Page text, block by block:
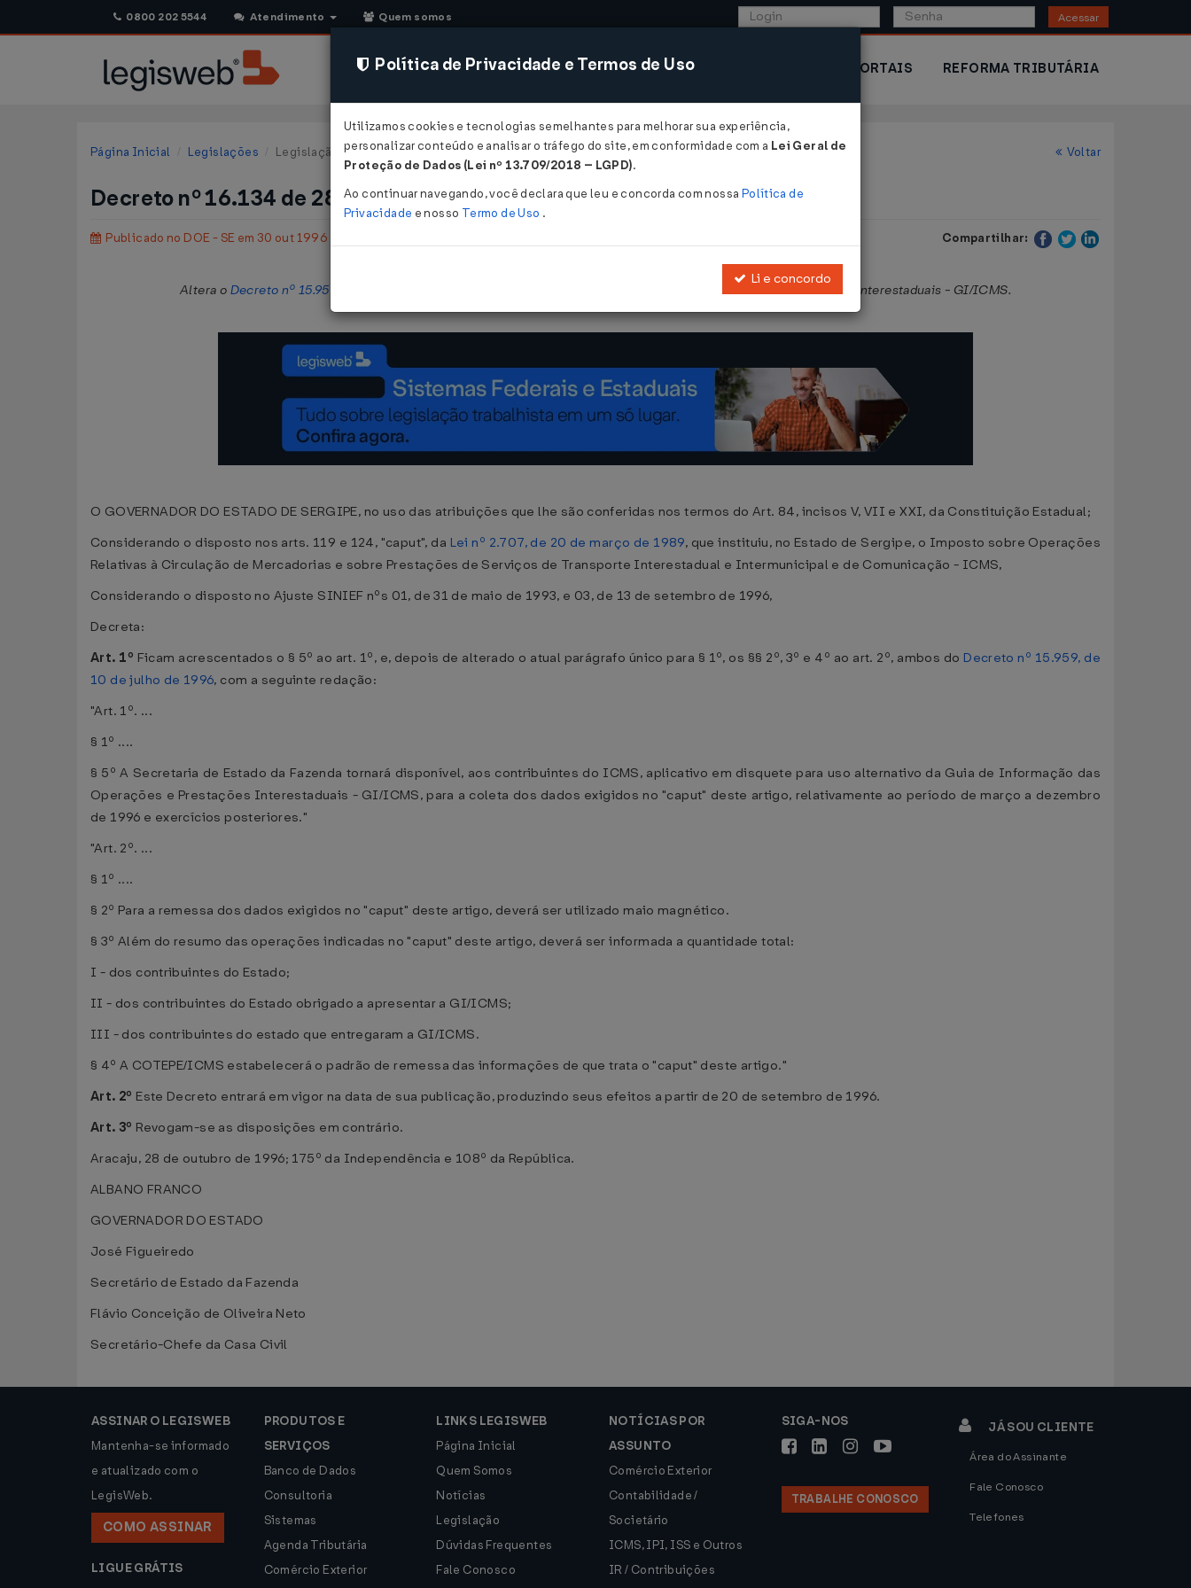
0800 202 5544 Atendimento Quem somos Acessar
CONSULTORIA SISTEMAS COMÉRCIO EXTERIOR PORTAIS REFORMA TRIBUTÁRIA
Página Inicial Legislações Legislação Estadual - Sergipe Voltar
Decreto nº 16.134 de 28/10/1996
Publicado no DOE - SE em 30 out 1996 Compartilhar:
Altera o Decreto nº 15.959, de 10 de julho de 1996 , que institui a Guia de Informação das Operações e Prestações Interestaduais - GI/ICMS.
O GOVERNADOR DO ESTADO DE SERGIPE, no uso das atribuições que lhe são conferidas nos termos do Art. 84, incisos V, VII e XXI, da Constituição Estadual;
Considerando o disposto nos arts. 119 e 124, "caput", da Lei nº 2.707, de 20 de março de 1989, que instituiu, no Estado de Sergipe, o Imposto sobre Operações
Relativas à Circulação de Mercadorias e sobre Prestações de Serviços de Transporte Interestadual e Intermunicipal e de Comunicação - ICMS,
Considerando o disposto no Ajuste SINIEF nºs 01, de 31 de maio de 1993, e 03, de 13 de setembro de 1996,
Decreta:
Art. 1º Ficam acrescentados o § 5º ao art. 1º, e, depois de alterado o atual parágrafo único para § 1º, os §§ 2º, 3º e 4º ao art. 2º, ambos do Decreto nº 15.959, de
10 de julho de 1996, com a seguinte redação:
"Art. 1º. ...
§ 1º ....
§ 5º A Secretaria de Estado da Fazenda tornará disponível, aos contribuintes do ICMS, aplicativo em disquete para uso alternativo da Guia de Informação das
Operações e Prestações Interestaduais - GI/ICMS, para a coleta dos dados exigidos no "caput" deste artigo, relativamente ao período de março a dezembro
de 1996 e exercícios posteriores."
"Art. 2º. ...
§ 1º ....
§ 2º Para a remessa dos dados exigidos no "caput" deste artigo, deverá ser utilizado maio magnético.
§ 3º Além do resumo das operações indicadas no "caput" deste artigo, deverá ser informada a quantidade total:
I - dos contribuintes do Estado;
II - dos contribuintes do Estado obrigado a apresentar a GI/ICMS;
III - dos contribuintes do estado que entregaram a GI/ICMS.
§ 4º A COTEPE/ICMS estabelecerá o padrão de remessa das informações de que trata o "caput" deste artigo."
Art. 2º Este Decreto entrará em vigor na data de sua publicação, produzindo seus efeitos a partir de 20 de setembro de 1996.
Art. 3º Revogam-se as disposições em contrário.
Aracaju, 28 de outubro de 1996; 175º da Independência e 108º da República.
ALBANO FRANCO
GOVERNADOR DO ESTADO
José Figueiredo
Secretário de Estado da Fazenda
Flávio Conceição de Oliveira Neto
Secretário-Chefe da Casa Civil
ASSINAR O LEGISWEB
Mantenha-se informado
e atualizado com o
LegisWeb.
COMO ASSINAR
LIGUE GRÁTIS
PRODUTOS E
SERVIÇOS
Banco de Dados
Consultoria
Sistemas
Agenda Tributária
Comércio Exterior
LINKS LEGISWEB
Página Inicial
Quem Somos
Notícias
Legislação
Dúvidas Frequentes
Fale Conosco
NOTÍCIAS POR
ASSUNTO
Comércio Exterior
Contabilidade /
Societário
ICMS, IPI, ISS e Outros
IR / Contribuições
SIGA-NOS
TRABALHE CONOSCO
JÁ SOU CLIENTE
Área do Assinante
Fale Conosco
Telefones
Política de Privacidade e Termos de Uso
Utilizamos cookies e tecnologias semelhantes para melhorar sua experiência,
personalizar conteúdo e analisar o tráfego do site, em conformidade com a Lei Geral de
Proteção de Dados (Lei nº 13.709/2018 – LGPD).
Ao continuar navegando, você declara que leu e concorda com nossa Política de
Privacidade e nosso Termo de Uso .
Li e concordo